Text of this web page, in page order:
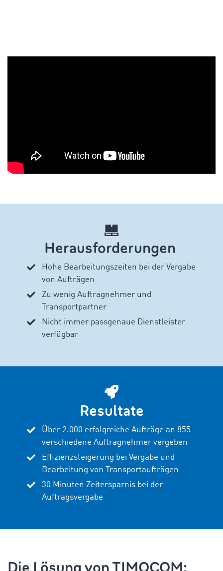
Herausforderungen
Hohe Bearbeitungszeiten bei der Vergabe
von Aufträgen
Zu wenig Auftragnehmer und
Transportpartner
Nicht immer passgenaue Dienstleister
verfügbar
Resultate
Über 2.000 erfolgreiche Aufträge an 855
verschiedene Auftragnehmer vergeben
Effizienzsteigerung bei Vergabe und
Bearbeitung von Transportaufträgen
30 Minuten Zeitersparnis bei der
Auftragsvergabe